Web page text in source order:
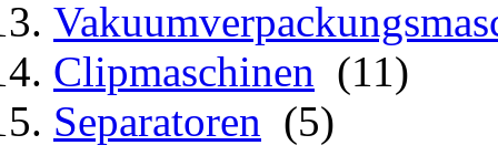
Clipmaschinen (11)
Separatoren (5)